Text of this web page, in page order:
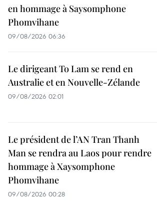
en hommage à Saysomphone
Phomvihane
09/08/2026 06:36
Le dirigeant To Lam se rend en
Australie et en Nouvelle-Zélande
09/08/2026 02:01
Le président de l’AN Tran Thanh
Man se rendra au Laos pour rendre
hommage à Xaysomphone
Phomvihane
09/08/2026 00:28